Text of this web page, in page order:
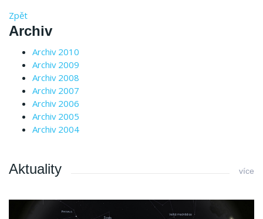
Zpět
Archiv
Archiv 2010
Archiv 2009
Archiv 2008
Archiv 2007
Archiv 2006
Archiv 2005
Archiv 2004
Aktuality více